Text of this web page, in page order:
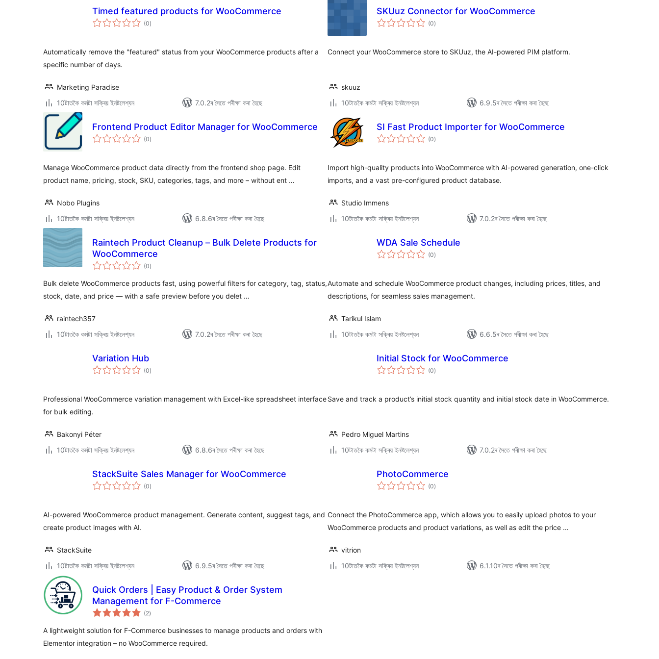
Timed featured products for WooCommerce
(0টা
মুঠ)
Automatically remove the "featured" status from your WooCommerce products after a
specific number of days.
Marketing Paradise
10টাতকৈ কমটা সক্ৰিয় ইনষ্টলেশ্যন
7.0.2ৰ সৈতে পৰীক্ষা কৰা হৈছে
SKUuz Connector for WooCommerce
(0টা
মুঠ)
Connect your WooCommerce store to SKUuz, the AI-powered PIM platform.
skuuz
10টাতকৈ কমটা সক্ৰিয় ইনষ্টলেশ্যন
6.9.5ৰ সৈতে পৰীক্ষা কৰা হৈছে
Frontend Product Editor Manager for WooCommerce
(0টা
মুঠ)
Manage WooCommerce product data directly from the frontend shop page. Edit
product name, pricing, stock, SKU, categories, tags, and more – without ent …
Nobo Plugins
10টাতকৈ কমটা সক্ৰিয় ইনষ্টলেশ্যন
6.8.6ৰ সৈতে পৰীক্ষা কৰা হৈছে
SI Fast Product Importer for WooCommerce
(0টা
মুঠ)
Import high-quality products into WooCommerce with AI-powered generation, one-click
imports, and a vast pre-configured product database.
Studio Immens
10টাতকৈ কমটা সক্ৰিয় ইনষ্টলেশ্যন
7.0.2ৰ সৈতে পৰীক্ষা কৰা হৈছে
Raintech Product Cleanup – Bulk Delete Products for
WooCommerce
(0টা
মুঠ)
Bulk delete WooCommerce products fast, using powerful filters for category, tag, status,
stock, date, and price — with a safe preview before you delet …
raintech357
10টাতকৈ কমটা সক্ৰিয় ইনষ্টলেশ্যন
7.0.2ৰ সৈতে পৰীক্ষা কৰা হৈছে
WDA Sale Schedule
(0টা
মুঠ)
Automate and schedule WooCommerce product changes, including prices, titles, and
descriptions, for seamless sales management.
Tarikul Islam
10টাতকৈ কমটা সক্ৰিয় ইনষ্টলেশ্যন
6.6.5ৰ সৈতে পৰীক্ষা কৰা হৈছে
Variation Hub
(0টা
মুঠ)
Professional WooCommerce variation management with Excel-like spreadsheet interface
for bulk editing.
Bakonyi Péter
10টাতকৈ কমটা সক্ৰিয় ইনষ্টলেশ্যন
6.8.6ৰ সৈতে পৰীক্ষা কৰা হৈছে
Initial Stock for WooCommerce
(0টা
মুঠ)
Save and track a product’s initial stock quantity and initial stock date in WooCommerce.
Pedro Miguel Martins
10টাতকৈ কমটা সক্ৰিয় ইনষ্টলেশ্যন
7.0.2ৰ সৈতে পৰীক্ষা কৰা হৈছে
StackSuite Sales Manager for WooCommerce
(0টা
মুঠ)
AI-powered WooCommerce product management. Generate content, suggest tags, and
create product images with AI.
StackSuite
10টাতকৈ কমটা সক্ৰিয় ইনষ্টলেশ্যন
6.9.5ৰ সৈতে পৰীক্ষা কৰা হৈছে
PhotoCommerce
(0টা
মুঠ)
Connect the PhotoCommerce app, which allows you to easily upload photos to your
WooCommerce products and product variations, as well as edit the price …
vitrion
10টাতকৈ কমটা সক্ৰিয় ইনষ্টলেশ্যন
6.1.10ৰ সৈতে পৰীক্ষা কৰা হৈছে
Quick Orders | Easy Product & Order System
Management for F-Commerce
(2টা
মুঠ)
A lightweight solution for F-Commerce businesses to manage products and orders with
Elementor integration – no WooCommerce required.